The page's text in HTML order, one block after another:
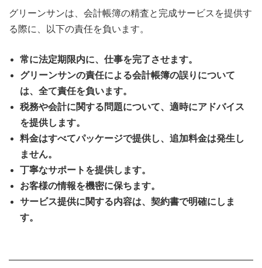
グリーンサンは、会計帳簿の精査と完成サービスを提供す
る際に、以下の責任を負います。
常に法定期限内に、仕事を完了させます。
グリーンサンの責任による会計帳簿の誤りについて
は、全て責任を負います。
税務や会計に関する問題について、適時にアドバイス
を提供します。
料金はすべてパッケージで提供し、追加料金は発生し
ません。
丁寧なサポートを提供します。
お客様の情報を機密に保ちます。
サービス提供に関する内容は、契約書で明確にしま
す。